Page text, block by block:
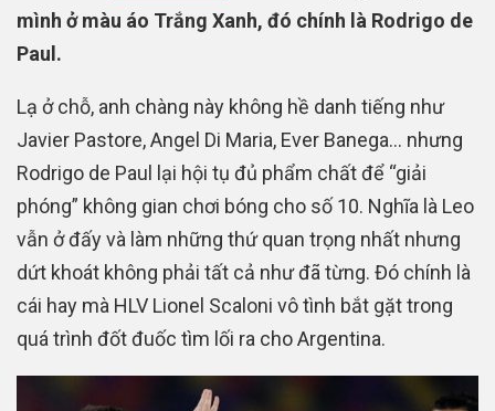
mình ở màu áo Trắng Xanh, đó chính là Rodrigo de
Paul.
Lạ ở chỗ, anh chàng này không hề danh tiếng như
Javier Pastore, Angel Di Maria, Ever Banega… nhưng
Rodrigo de Paul lại hội tụ đủ phẩm chất để “giải
phóng” không gian chơi bóng cho số 10. Nghĩa là Leo
vẫn ở đấy và làm những thứ quan trọng nhất nhưng
dứt khoát không phải tất cả như đã từng. Đó chính là
cái hay mà HLV Lionel Scaloni vô tình bắt gặt trong
quá trình đốt đuốc tìm lối ra cho Argentina.